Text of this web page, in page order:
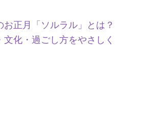
お正月「ソルラル」とは？
文化・過ごし方をやさしく